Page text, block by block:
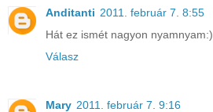
Anditanti 2011. február 7. 8:55
Hát ez ismét nagyon nyamnyam:)
Válasz
Mary 2011. február 7. 9:16